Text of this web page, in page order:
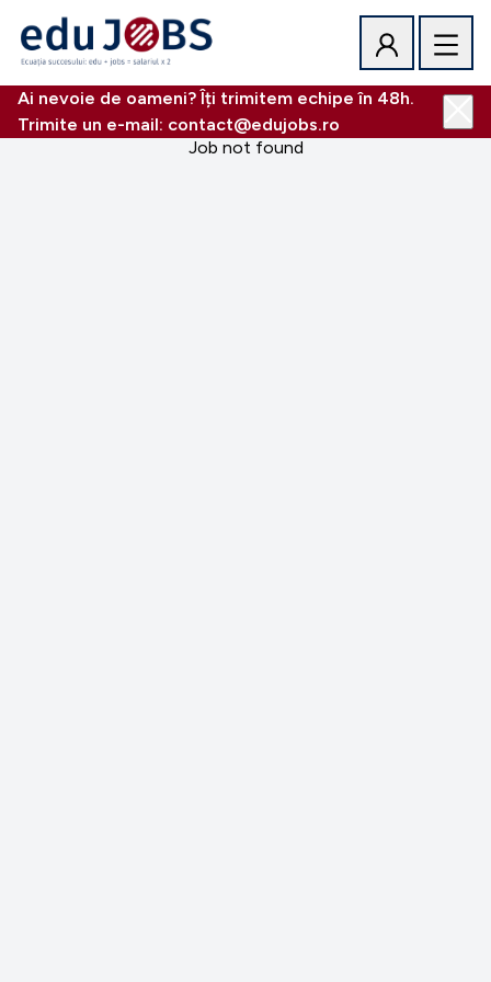
Ai nevoie de oameni? Îți trimitem echipe în 48h.
Trimite un e-mail: contact@edujobs.ro
Job not found